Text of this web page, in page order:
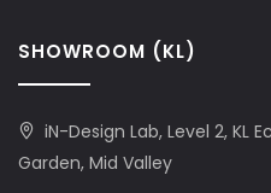
SHOWROOM (KL)
iN-Design Lab, Level 2, KL
Garden, Mid Valley